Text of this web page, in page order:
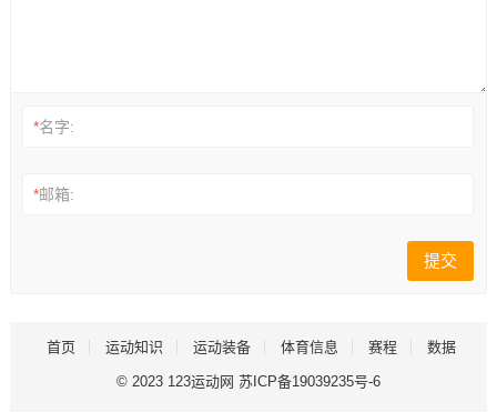
*名字:
*邮箱:
首页 运动知识 运动装备 体育信息 赛程 数据
© 2023 123运动网 苏ICP备19039235号-6